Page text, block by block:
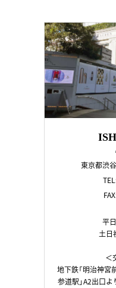
東京都渋
平
土日
＜
地下鉄「明治神宮
参道駅」A2出口よ